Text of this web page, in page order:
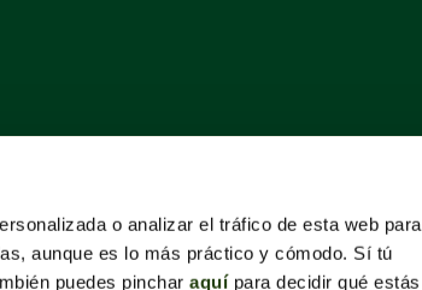
o analizar el tráfico de esta web para
aunque es lo más práctico y cómodo. Sí tú
puedes pincharaquípara decidir qué estás